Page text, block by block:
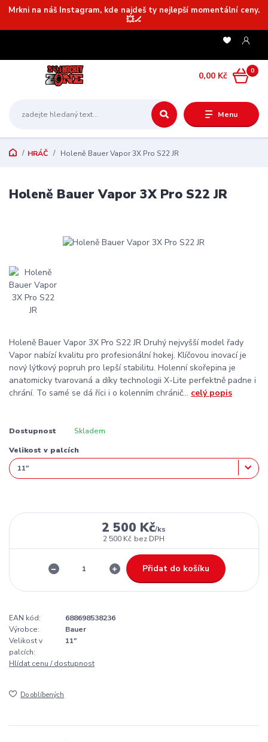
Mrkni na náš Instagram, kde najdeš ty nejlepší momentální ceny.
💥🏒
Menu
0
0,00 Kč
HRÁČ Holeně Bauer Vapor 3X Pro S22 JR
Holeně Bauer Vapor 3X Pro S22 JR
Holeně Bauer Vapor 3X Pro S22 JR Druhý nejvyšší model řady
Vapor nabízí kvalitu pro profesionální hokej. Klíčovou inovací je
nový lýtkový popruh pro lepší stabilitu. Holenní skořepina je
anatomicky tvarovaná a díky technologii X-Lite perfektně padne i
chrání. To samé se dá říci i o kolenním chránič... celý popis
Dostupnost Skladem
Velikost v palcích
2 500 Kč/ks
2 500 Kč bez DPH
Přidat do košíku
EAN kód:
688698538236
Výrobce:
Bauer
Velikost v
palcích:
11"
Hlídat cenu / dostupnost
Do oblíbených